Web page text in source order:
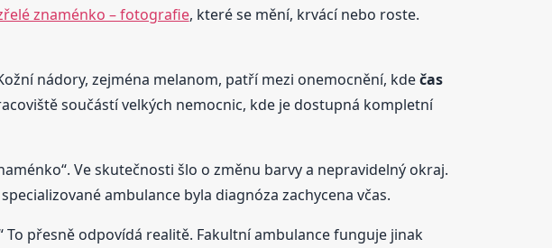
znaménko – fotografie, které se mění, krvácí nebo roste.
nádory, zejména melanom, patří mezi onemocnění, kdečas
součástí velkých nemocnic, kde je dostupná kompletní
Ve skutečnosti šlo o změnu barvy a nepravidelný okraj.
ambulance byla diagnóza zachycena včas.
přesně odpovídá realitě. Fakultní ambulance funguje jinak